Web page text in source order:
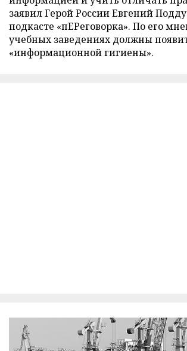
заявил Герой России Евгений
подкасте «пЕРеговорка». По его
учебных заведениях должны
«информационной гигиены».